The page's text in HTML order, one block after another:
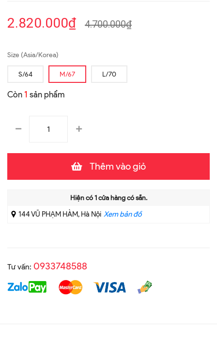
2.820.000₫ 4.700.000₫
Size (Asia/Korea)
S/64 M/67 L/70
Còn 1 sản phẩm
Thêm vào giỏ
Hiện có1cửa hàng có sẵn.
144 VŨ PHẠM HÀM, Hà Nội Xem bản đồ
Tư vấn: 0933748588